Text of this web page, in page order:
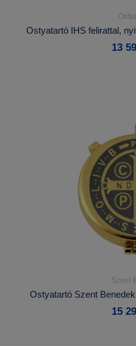
Ostyatartó IHS felirattal,
13
Szent
Ostyatartó Szent
15